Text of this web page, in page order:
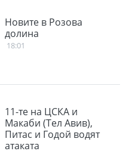
Новите в Розова
долина
18:01
11-те на ЦСКА и
Макаби (Тел Авив),
Питас и Годой водят
атаката